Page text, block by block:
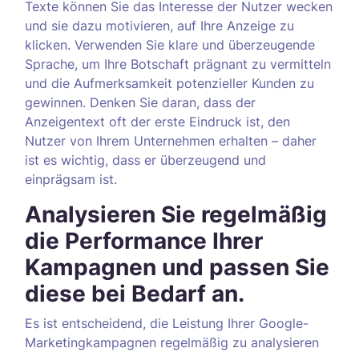
Texte können Sie das Interesse der Nutzer wecken
und sie dazu motivieren, auf Ihre Anzeige zu
klicken. Verwenden Sie klare und überzeugende
Sprache, um Ihre Botschaft prägnant zu vermitteln
und die Aufmerksamkeit potenzieller Kunden zu
gewinnen. Denken Sie daran, dass der
Anzeigentext oft der erste Eindruck ist, den
Nutzer von Ihrem Unternehmen erhalten – daher
ist es wichtig, dass er überzeugend und
einprägsam ist.
Analysieren Sie regelmäßig
die Performance Ihrer
Kampagnen und passen Sie
diese bei Bedarf an.
Es ist entscheidend, die Leistung Ihrer Google-
Marketingkampagnen regelmäßig zu analysieren